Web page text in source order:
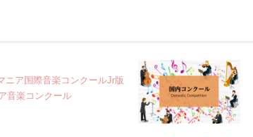
ニア国際音楽コンクールJr版
音楽コンクール